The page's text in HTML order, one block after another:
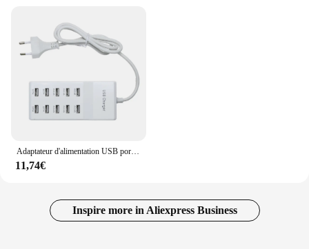
11,74€
Inspire more in Aliexpress Business